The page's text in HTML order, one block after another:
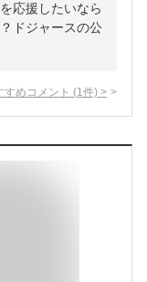
応援したいなら
ドジャースの公
すめコメント (1 件) >